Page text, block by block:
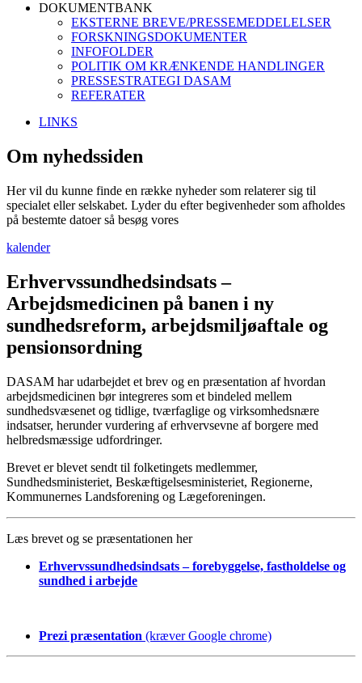
DOKUMENTBANK
EKSTERNE BREVE/PRESSEMEDDELELSER
FORSKNINGSDOKUMENTER
INFOFOLDER
POLITIK OM KRÆNKENDE HANDLINGER
PRESSESTRATEGI DASAM
REFERATER
LINKS
Om nyhedssiden
Her vil du kunne finde en række nyheder som relaterer sig til
specialet eller selskabet. Lyder du efter begivenheder som afholdes
på bestemte datoer så besøg vores
kalender
Erhvervssundhedsindsats –
Arbejdsmedicinen på banen i ny
sundhedsreform, arbejdsmiljøaftale og
pensionsordning
DASAM har udarbejdet et brev og en præsentation af hvordan
arbejdsmedicinen bør integreres som et bindeled mellem
sundhedsvæsenet og tidlige, tværfaglige og virksomhedsnære
indsatser, herunder vurdering af erhvervsevne af borgere med
helbredsmæssige udfordringer.
Brevet er blevet sendt til folketingets medlemmer,
Sundhedsministeriet, Beskæftigelsesministeriet, Regionerne,
Kommunernes Landsforening og Lægeforeningen.
Læs brevet og se præsentationen her
Erhvervssundhedsindsats – forebyggelse, fastholdelse og
sundhed i arbejde
Prezi præsentation (kræver Google chrome)